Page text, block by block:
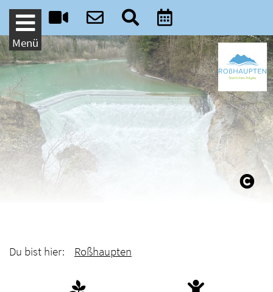
Weiter zum Inhalt
Menü
Du bist hier: Roßhaupten